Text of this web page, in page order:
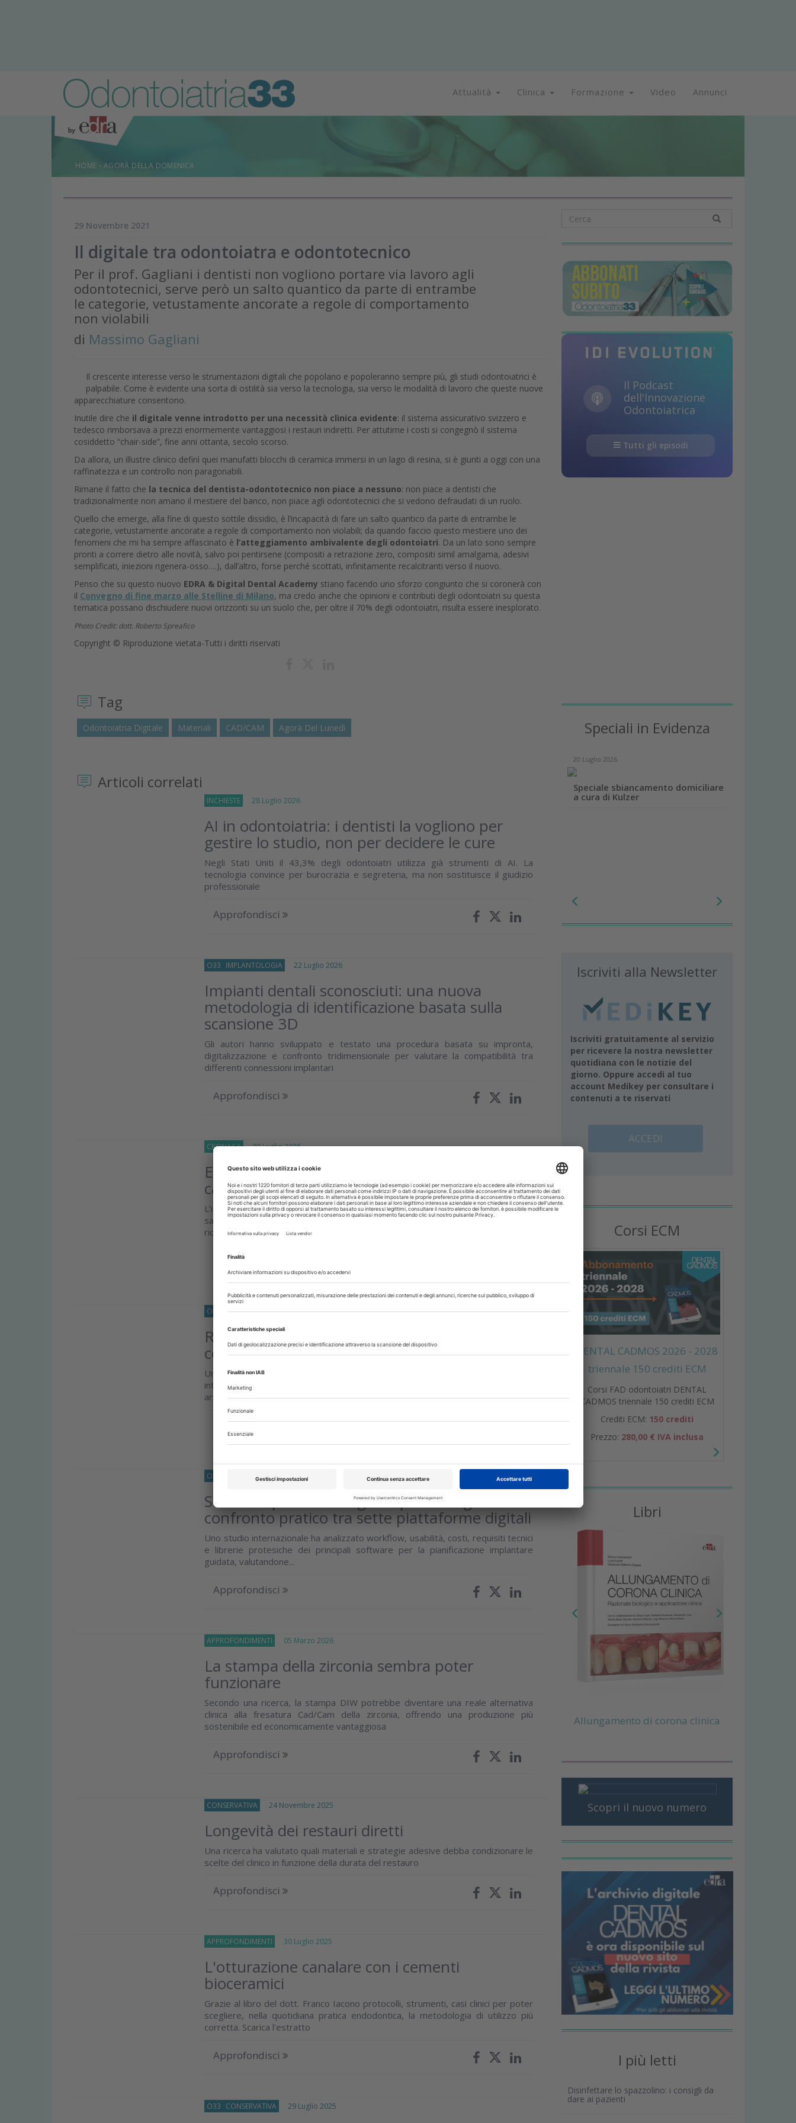
Attualità Clinica Formazione Video Annunci
HOME - AGORÀ DELLA DOMENICA
29 Novembre 2021
Il digitale tra odontoiatra e odontotecnico
Per il prof. Gagliani i dentisti non vogliono portare via lavoro agli
odontotecnici, serve però un salto quantico da parte di entrambe
le categorie, vetustamente ancorate a regole di comportamento
non violabili
di Massimo Gagliani
Il crescente interesse verso le strumentazioni digitali che popolano e popoleranno sempre più, gli studi odontoiatrici è
palpabile. Come è evidente una sorta di ostilità sia verso la tecnologia, sia verso le modalità di lavoro che queste nuove
apparecchiature consentono.
Inutile dire che il digitale venne introdotto per una necessità clinica evidente: il sistema assicurativo svizzero e
tedesco rimborsava a prezzi enormemente vantaggiosi i restauri indiretti. Per attutirne i costi si congegnò il sistema
cosiddetto “chair-side”, fine anni ottanta, secolo scorso.
Da allora, un illustre clinico definì quei manufatti blocchi di ceramica immersi in un lago di resina, si è giunti a oggi con una
raffinatezza e un controllo non paragonabili.
Rimane il fatto che la tecnica del dentista-odontotecnico non piace a nessuno: non piace a dentisti che
tradizionalmente non amano il mestiere del banco, non piace agli odontotecnici che si vedono defraudati di un ruolo.
Quello che emerge, alla fine di questo sottile dissidio, è l’incapacità di fare un salto quantico da parte di entrambe le
categorie, vetustamente ancorate a regole di comportamento non violabili; da quando faccio questo mestiere uno dei
fenomeni che mi ha sempre affascinato è l’atteggiamento ambivalente degli odontoiatri. Da un lato sono sempre
pronti a correre dietro alle novità, salvo poi pentirsene (compositi a retrazione zero, compositi simil amalgama, adesivi
semplificati, iniezioni rigenera-osso….), dall’altro, forse perché scottati, infinitamente recalcitranti verso il nuovo.
Penso che su questo nuovo EDRA & Digital Dental Academy stiano facendo uno sforzo congiunto che si coronerà con
il Convegno di fine marzo alle Stelline di Milano, ma credo anche che opinioni e contributi degli odontoiatri su questa
tematica possano dischiudere nuovi orizzonti su un suolo che, per oltre il 70% degli odontoiatri, risulta essere inesplorato.
Photo Credit: dott. Roberto Spreafico
Copyright © Riproduzione vietata-Tutti i diritti riservati
Tag
Odontoiatria Digitale Materiali CAD/CAM Agorà Del Lunedì
Articoli correlati
INCHIESTE 28 Luglio 2026
AI in odontoiatria: i dentisti la vogliono per
gestire lo studio, non per decidere le cure
Negli Stati Uniti il 43,3% degli odontoiatri utilizza già strumenti di AI. La
tecnologia convince per burocrazia e segreteria, ma non sostituisce il giudizio
professionale
Approfondisci
O33 IMPLANTOLOGIA 22 Luglio 2026
Impianti dentali sconosciuti: una nuova
metodologia di identificazione basata sulla
scansione 3D
Gli autori hanno sviluppato e testato una procedura basata su impronta,
digitalizzazione e confronto tridimensionale per valutare la compatibilità tra
differenti connessioni implantari
Approfondisci
CRONACA 20 Luglio 2026
EFP Digital Innovation Award 2026, aperte le
candidature
L’iniziativa dell’EFP premia le migliori idee digitali che possono trasformare la
salute orale sulla prevenzione, la diagnosi e la ricerca parodontale con
riconoscimenti fino a 10.000 euro
Approfondisci
O33 CONSERVATIVA 20 Luglio 2026
Riabilitazione dell’agenesia degli incisivi laterali
con workflow completamente digitale
Un case report descrive l’impiego integrato di Digital Smile Design, scansione
intraorale, faccette in disilicato di litio, approccio multidisciplinare e
armonizzazione estetica con acido...
Approfondisci
O33 IMPLANTOLOGIA 14 Luglio 2026
Software per la chirurgia implantare guidata:
confronto pratico tra sette piattaforme digitali
Uno studio internazionale ha analizzato workflow, usabilità, costi, requisiti tecnici
e librerie protesiche dei principali software per la pianificazione implantare
guidata, valutandone...
Approfondisci
APPROFONDIMENTI 05 Marzo 2026
La stampa della zirconia sembra poter
funzionare
Secondo una ricerca, la stampa DIW potrebbe diventare una reale alternativa
clinica alla fresatura Cad/Cam della zirconia, offrendo una produzione più
sostenibile ed economicamente vantaggiosa
Approfondisci
CONSERVATIVA 24 Novembre 2025
Longevità dei restauri diretti
Una ricerca ha valutato quali materiali e strategie adesive debba condizionare le
scelte del clinico in funzione della durata del restauro
Approfondisci
APPROFONDIMENTI 30 Luglio 2025
L'otturazione canalare con i cementi
bioceramici
Grazie al libro del dott. Franco Iacono protocolli, strumenti, casi clinici per poter
scegliere, nella quotidiana pratica endodontica, la metodologia di utilizzo più
corretta. Scarica l'estratto
Approfondisci
O33 CONSERVATIVA 29 Luglio 2025
Il Podcast
dell'Innovazione
Odontoiatrica
Tutti gli episodi
Speciali in Evidenza
20 Luglio 2026
Speciale sbiancamento domiciliare
a cura di Kulzer
Iscriviti alla Newsletter
Iscriviti gratuitamente al servizio
per ricevere la nostra newsletter
quotidiana con le notizie del
giorno. Oppure accedi al tuo
account Medikey per consultare i
contenuti a te riservati
ACCEDI
Corsi ECM
DENTAL CADMOS 2026 - 2028
triennale 150 crediti ECM
Corsi FAD odontoiatri DENTAL
CADMOS triennale 150 crediti ECM
Crediti ECM: 150 crediti
Prezzo: 280,00 € IVA inclusa
Libri
Allungamento di corona clinica
Scopri il nuovo numero
I più letti
Disinfettare lo spazzolino: i consigli da
dare ai pazienti